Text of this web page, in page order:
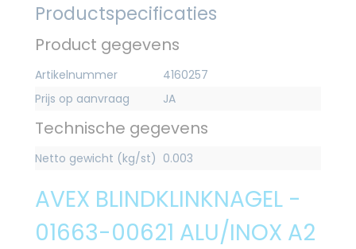
Productspecificaties
Product gegevens
Artikelnummer
4160257
Prijs op aanvraag
JA
Technische gegevens
Netto gewicht (kg/st) 0.003
AVEX BLINDKLINKNAGEL -
01663-00621 ALU/INOX A2